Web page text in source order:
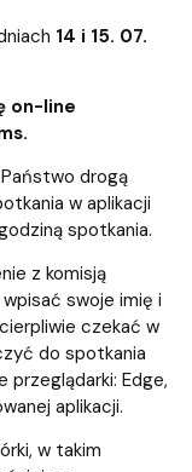
14 i 15. 07.
on-line
drogą
w aplikacji
spotkania.
z komisją
swoje imię i
czekać w
do spotkania
przeglądarki: Edge,
aplikacji.
w takim